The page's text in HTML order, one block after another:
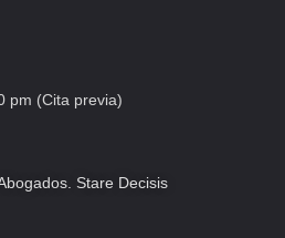
pm (Cita previa)
Stare Decisis